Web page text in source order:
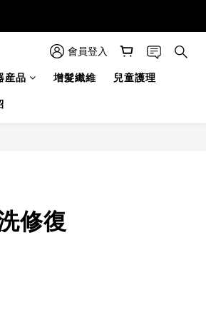
會員登入
産品 增髮纖維 兒童護理
修復